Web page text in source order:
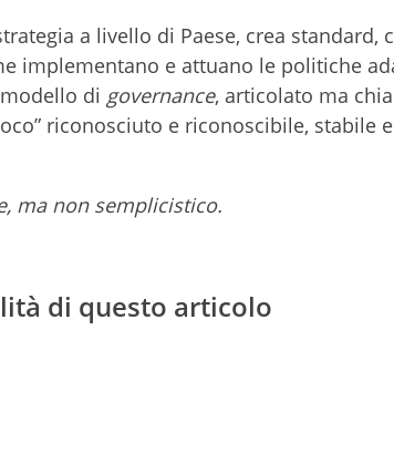
a livello di Paese, crea standard,
implementano e attuano le politiche
di governance, articolato ma
riconosciuto e riconoscibile, stabile
ma non semplicistico.
di questo articolo